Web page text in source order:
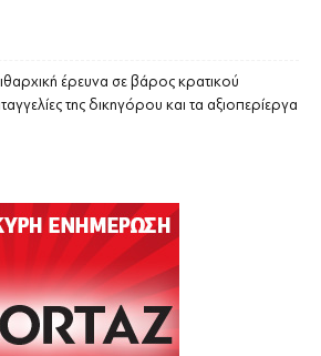
έρευνα σε βάρος κρατικού
της δικηγόρου και τα αξιοπερίεργα